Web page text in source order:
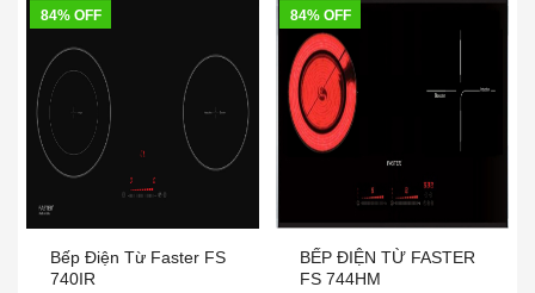
84% OFF
Bếp Điện Từ Faster FS
740IR
84% OFF
BẾP ĐIỆN TỪ FASTER
FS 744HM